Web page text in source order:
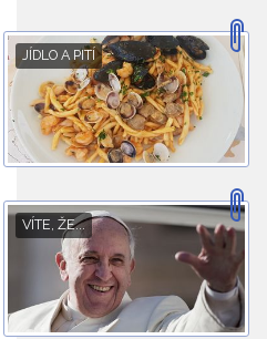
JÍDLO A PITÍ
VÍTE, ŽE...